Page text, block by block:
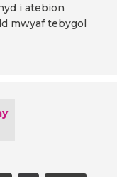
i atebion
mwyaf tebygol